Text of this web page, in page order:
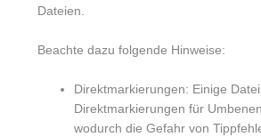
Dateien.
Beachte dazu folgende Hinweise:
Direktmarkierungen: Einige
Direktmarkierungen für
wodurch die Gefahr von